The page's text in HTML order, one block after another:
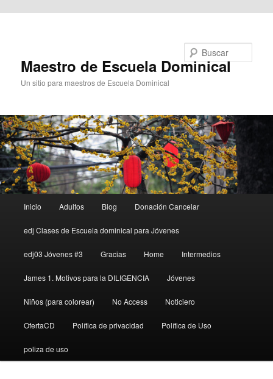
Maestro de Escuela Dominical
Un sitio para maestros de Escuela Dominical
principal
Inicio Adultos Blog Donación Cancelar
edj Clases de Escuela dominical para Jóvenes
edj03 Jóvenes #3 Gracias Home Intermedios
James 1. Motivos para la DILIGENCIA Jóvenes
Niños (para colorear) No Access Noticiero
OfertaCD Política de privacidad Política de Uso
poliza de uso